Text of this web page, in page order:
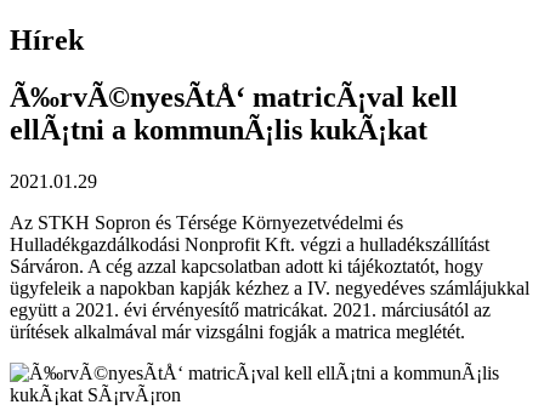
Hírek
Ã‰rvÃ©nyesÃ­tÅ‘ matricÃ¡val kell
ellÃ¡tni a kommunÃ¡lis kukÃ¡kat
2021.01.29
Az STKH Sopron és Térsége Környezetvédelmi és
Hulladékgazdálkodási Nonprofit Kft. végzi a hulladékszállítást
Sárváron. A cég azzal kapcsolatban adott ki tájékoztatót, hogy
ügyfeleik a napokban kapják kézhez a IV. negyedéves számlájukkal
együtt a 2021. évi érvényesítő matricákat. 2021. márciusától az
ürítések alkalmával már vizsgálni fogják a matrica meglétét.